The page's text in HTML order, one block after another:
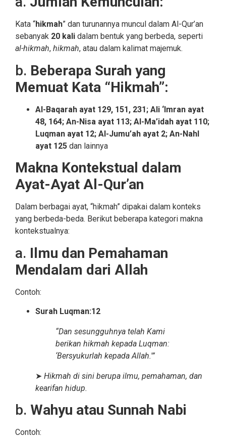
Kata “hikmah” dan turunannya muncul dalam Al-Qur’an
sebanyak 20 kali dalam bentuk yang berbeda, seperti
al-hikmah, hikmah, atau dalam kalimat majemuk.
b. Beberapa Surah yang
Memuat Kata “Hikmah”:
Al-Baqarah ayat 129, 151, 231; Ali ‘Imran ayat
48, 164; An-Nisa ayat 113; Al-Ma’idah ayat 110;
Luqman ayat 12; Al-Jumu’ah ayat 2; An-Nahl
ayat 125 dan lainnya
Makna Kontekstual dalam
Ayat-Ayat Al-Qur’an
Dalam berbagai ayat, “hikmah” dipakai dalam konteks
yang berbeda-beda. Berikut beberapa kategori makna
kontekstualnya:
a. Ilmu dan Pemahaman
Mendalam dari Allah
Contoh:
Surah Luqman:12
“Dan sesungguhnya telah Kami
berikan hikmah kepada Luqman:
‘Bersyukurlah kepada Allah.'”
➤ Hikmah di sini berupa ilmu, pemahaman, dan
kearifan hidup.
b. Wahyu atau Sunnah Nabi
Contoh: